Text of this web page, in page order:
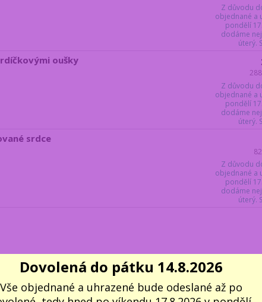
Z důvodu
objednané a
pondělí
dodáme
úterý.
oušky
Z důvodu
objednané a
pondělí
dodáme
úterý.
srdce
Z důvodu
objednané a
pondělí
dodáme
úterý.
co vidíte, opravdu
Do 1–2 pracovních dnů k
Dovolená do pátku 14.8.2026
Vše objednané a uhrazené bude odeslané až po